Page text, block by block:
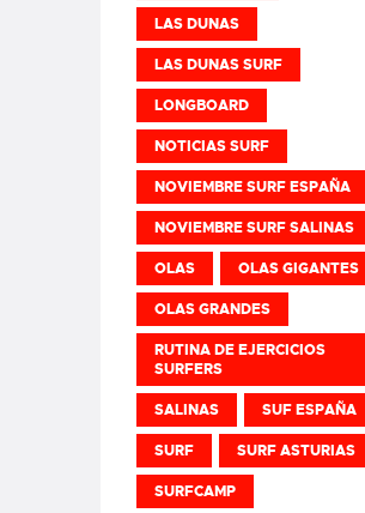
LAS DUNAS
LAS DUNAS SURF
LONGBOARD
NOTICIAS SURF
NOVIEMBRE SURF ESPAÑA
NOVIEMBRE SURF SALINAS
OLAS OLAS GIGANTES
OLAS GRANDES
RUTINA DE EJERCICIOS
SURFERS
SALINAS SUF ESPAÑA
SURF SURF ASTURIAS
SURFCAMP